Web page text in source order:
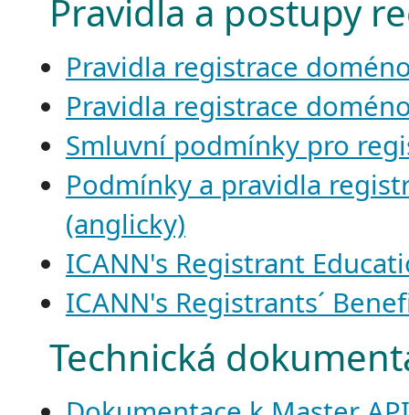
Pravidla a postupy
Pravidla registrace
Pravidla registrace
Smluvní podmínky pro
Podmínky a pravidla
(anglicky)
ICANN's Registrant
ICANN's Registrants´
Technická